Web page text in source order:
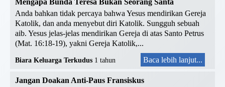
Mengapa Bunda Teresa Bukan Seorang Santa
Anda bahkan tidak percaya bahwa Yesus mendirikan Gereja
Katolik, dan anda menyebut diri Katolik. Sungguh sebuah
aib. Yesus jelas-jelas mendirikan Gereja di atas Santo Petrus
(Mat. 16:18-19), yakni Gereja Katolik,...
Biara Keluarga Terkudus 1 tahun Baca lebih lanjut...
Jangan Doakan Anti-Paus Fransiskus